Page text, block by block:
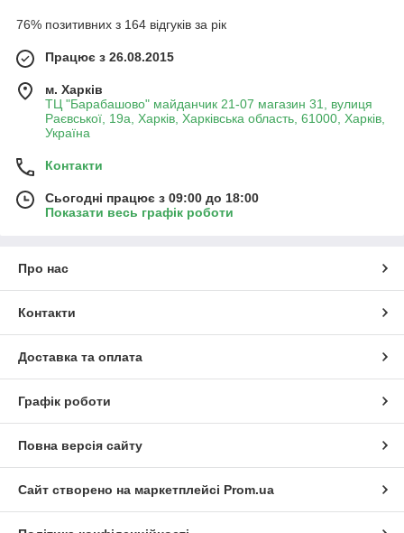
76% позитивних з 164 відгуків за рік
Працює з 26.08.2015
м. Харків
ТЦ "Барабашово" майданчик 21-07 магазин 31, вулиця
Раєвської, 19а, Харків, Харківська область, 61000, Харків,
Україна
Контакти
Сьогодні працює з 09:00 до 18:00
Показати весь графік роботи
Про нас
Контакти
Доставка та оплата
Графік роботи
Повна версія сайту
Сайт створено на маркетплейсі Prom.ua